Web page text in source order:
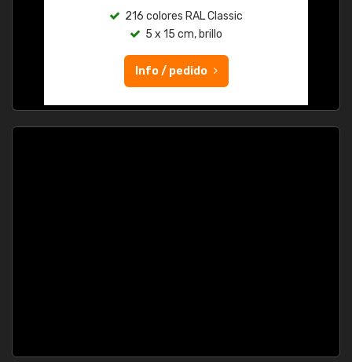
216 colores RAL Classic
5 x 15 cm, brillo
Info / pedido